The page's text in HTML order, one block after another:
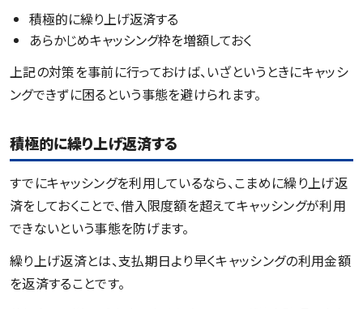
積極的に繰り上げ返済する
あらかじめキャッシング枠を増額しておく
上記の対策を事前に行っておけば、いざというときにキャッシ
ングできずに困るという事態を避けられます。
積極的に繰り上げ返済する
すでにキャッシングを利用しているなら、こまめに繰り上げ返
済をしておくことで、借入限度額を超えてキャッシングが利用
できないという事態を防げます。
繰り上げ返済とは、支払期日より早くキャッシングの利用金額
を返済することです。